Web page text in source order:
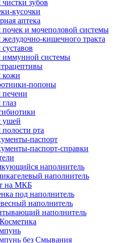
чистки зубов
кусочки
аптека
почек и мочеполовой системы
желудочно-кишечного тракта
иммунной системы
кожи
попоны
печени
ушей
полости рта
паспорт
паспорт-справки
наполнитель
наполнитель
на МКБ
под наполнитель
наполнитель
наполнитель
без Смывания